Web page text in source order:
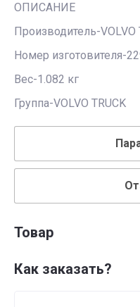
ОПИСАНИЕ
Производитель-VOLVO
Номер изготовителя-
Вес-1.082 кг
Группа-VOLVO TRUCK
Товар
Как заказать?